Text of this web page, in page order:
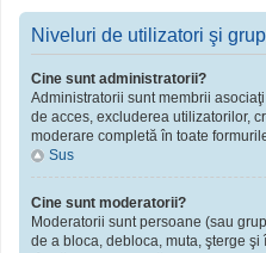
Niveluri de utilizatori şi
Cine sunt administratorii?
Administratorii sunt membrii
de acces, excluderea utilizatorilor,
moderare completă în toate
Sus
Cine sunt moderatorii?
Moderatorii sunt persoane (sau
de a bloca, debloca, muta, şterge